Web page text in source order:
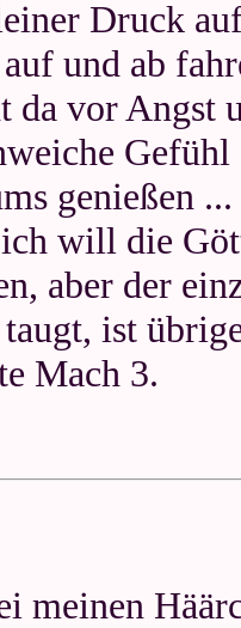
Druck
und ab
da vor Angst
Gefühl
genießen ...
will die
aber der
taugt, ist
Mach 3.
meinen